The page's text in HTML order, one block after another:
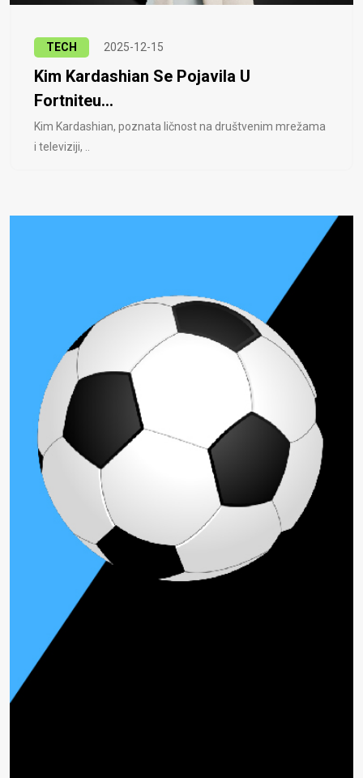
TECH 2025-12-15
Kim Kardashian Se Pojavila U
Fortniteu...
Kim Kardashian, poznata ličnost na društvenim mrežama
i televiziji, ..